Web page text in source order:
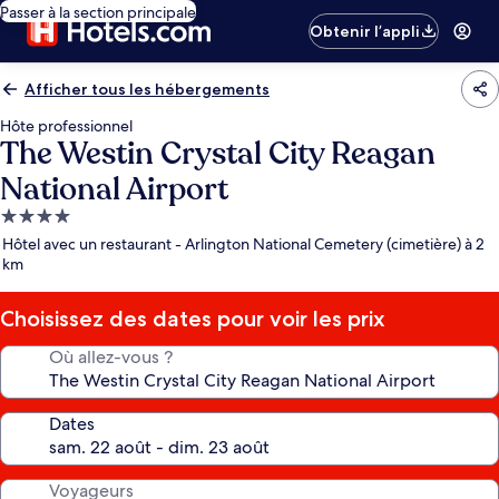
Passer à la section principale
Obtenir l’appli
Afficher tous les hébergements
Hôte professionnel
The Westin Crystal City Reagan
National Airport
Hébergement
4.0 étoiles
Hôtel avec un restaurant - Arlington National Cemetery (cimetière) à 2
km
Choisissez des dates pour voir les prix
Où allez-vous ?
Dates
Voyageurs